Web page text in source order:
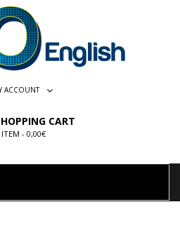
ACCOUNT
CART
ITEM - 0,00€